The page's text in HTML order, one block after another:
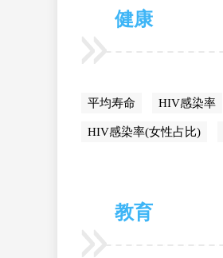
健康
平均寿命 HIV感染率
HIV感染率(女性占比)
教育